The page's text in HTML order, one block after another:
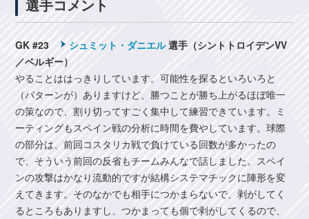
選手コメント
GK #23 シュミット・ダニエル選手（シントトロイデンVV
／ベルギー）
やることははっきりしています。可能性を探るといろいろと
（パターンが）ありますけど、勝つことが勝ち上がるほぼ唯一
の策なので、割り切ってすごく集中して練習できています。ミ
ーティングもスペイン戦の分析に時間を費やしています。球際
の部分は、前回コスタリカ戦で負けている回数が多かったの
で、そういう前回の反省もチームみんなで話しました。スペイ
ンの攻撃はかなり流動的ですが結構システマチックに陣形を変
えてきます。そのなかでも相手につかまらないで、剥がしてく
るところもありますし、つかまっても個で剥がしてくるので、